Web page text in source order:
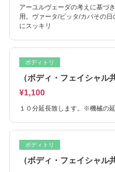
アーユルヴェーダの考えに基づ
用。ヴァータ/ピッタ/カパその
にスッキリ
ボディトリ
（ボディ・フェイシャ
¥1,100
１０分延長致します。※機械の
ボディトリ
（ボディ・フェイシャ